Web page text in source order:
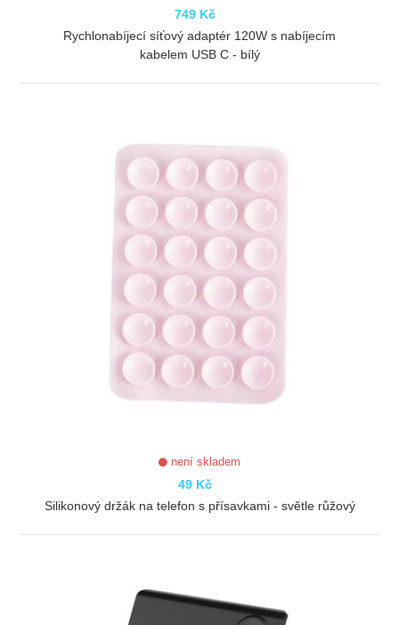
749 Kč
Rychlonabíjecí síťový adaptér 120W s nabíjecím
kabelem USB C - bílý
není skladem
49 Kč
Silikonový držák na telefon s přísavkami - světle růžový